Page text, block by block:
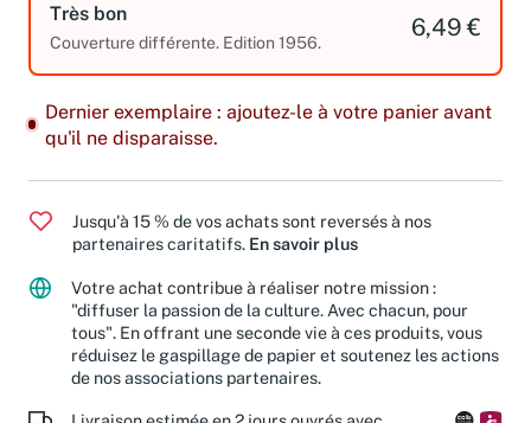
Très bon
Couverture différente. Edition 1956.
6,49 €
Dernier exemplaire : ajoutez-le à votre panier avant
qu'il ne disparaisse.
Jusqu'à 15 % de vos achats sont reversés à nos
partenaires caritatifs. En savoir plus
Votre achat contribue à réaliser notre mission :
"diffuser la passion de la culture. Avec chacun, pour
tous". En offrant une seconde vie à ces produits, vous
réduisez le gaspillage de papier et soutenez les actions
de nos associations partenaires.